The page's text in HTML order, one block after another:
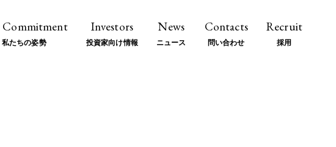
Commitment
私たちの姿勢
Investors
投資家向け情報
News
ニュース
Contacts
問い合わせ
Recruit
採用